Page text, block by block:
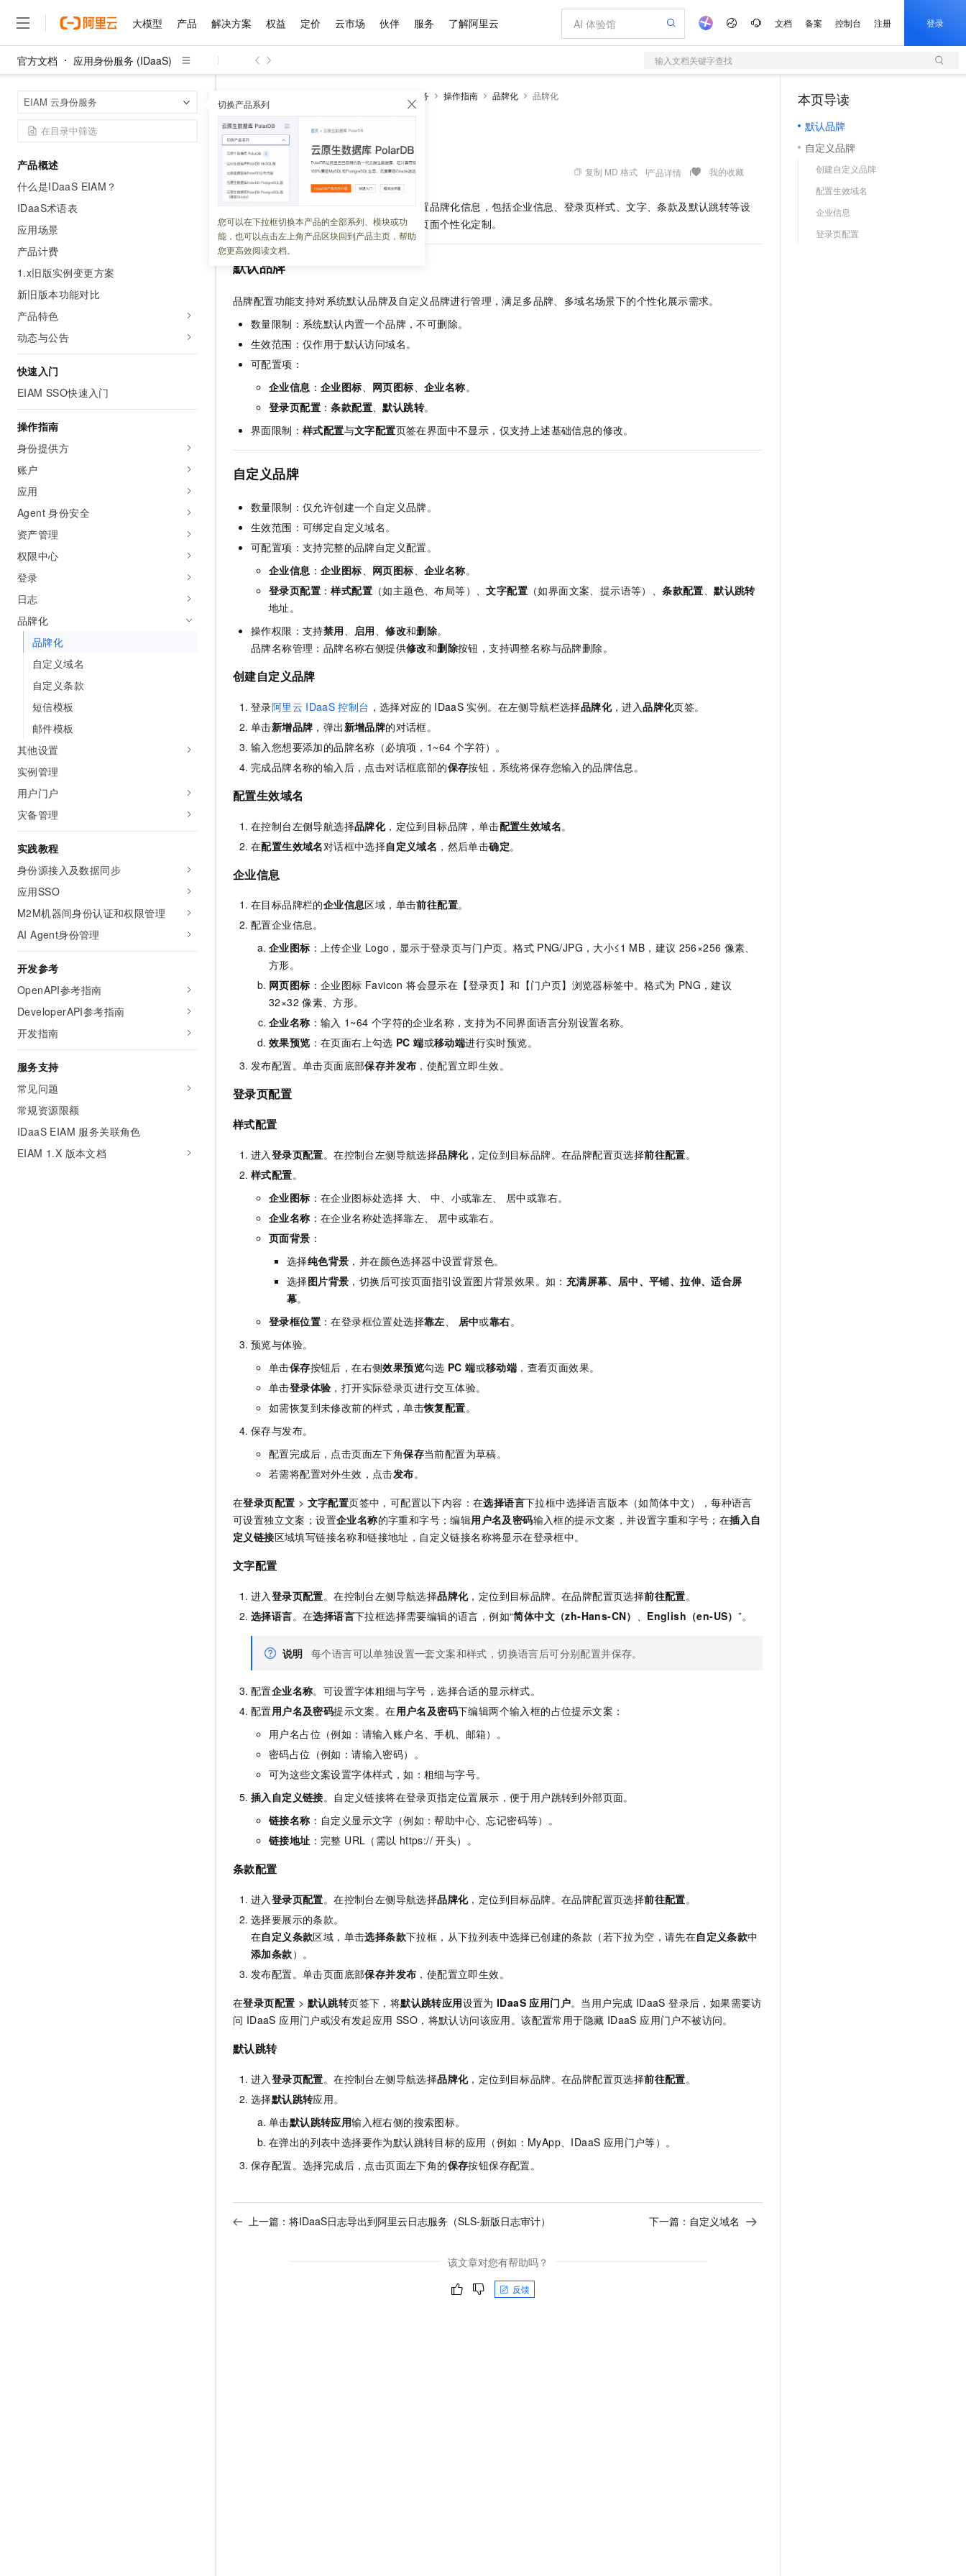
大模型 产品 解决方案 权益 定价 云市场 伙伴 服务 了解阿里云 文档 备案 控制台 注册 登录
官方文档 应用身份服务 (IDaaS) 输入文档关键字查找
EIAM 云身份服务 切换产品系列
您可以在下拉框切换本产品的全部系列、模块或功
能，也可以点击左上角产品区块回到产品主页，帮助
您更高效阅读文档。
产品概述
什么是IDaaS EIAM？
IDaaS术语表
应用场景
产品计费
1.x旧版实例变更方案
新旧版本功能对比
产品特色
动态与公告
快速入门
EIAM SSO快速入门
操作指南
身份提供方
账户
应用
Agent 身份安全
资产管理
权限中心
登录
日志
品牌化
品牌化
自定义域名
自定义条款
短信模板
邮件模板
其他设置
实例管理
用户门户
灾备管理
实践教程
身份源接入及数据同步
应用SSO
M2M机器间身份认证和权限管理
AI Agent身份管理
开发参考
OpenAPI参考指南
DeveloperAPI参考指南
开发指南
服务支持
常见问题
常规资源限额
IDaaS EIAM 服务关联角色
EIAM 1.X 版本文档
EIAM 云身份服务 操作指南 品牌化 品牌化
品牌化
更新时间： 2026-06-02 09:40:14 复制 MD 格式 产品详情 我的收藏
本文介绍如何在应用身份服务控制台中配置品牌化信息，包括企业信息、登录页样式、文字、条款及默认跳转等设
置，以实现多品牌、多域名场景下的登录页面个性化定制。
默认品牌
品牌配置功能支持对系统默认品牌及自定义品牌进行管理，满足多品牌、多域名场景下的个性化展示需求。
数量限制：系统默认内置一个品牌，不可删除。
生效范围：仅作用于默认访问域名。
可配置项：
企业信息 ：企业图标、 网页图标、企业名称。
登录页配置 ：条款配置、默认跳转。
界面限制： 样式配置与文字配置页签在界面中不显示，仅支持上述基础信息的修改。
自定义品牌
数量限制：仅允许创建一个自定义品牌。
生效范围：可绑定自定义域名。
可配置项：支持完整的品牌自定义配置。
企业信息 ：企业图标、 网页图标、企业名称。
登录页配置 ：样式配置 （如主题色、布局等）、文字配置 （如界面文案、提示语等）、条款配置、默认跳转
地址。
操作权限：支持禁用、 启用、修改和删除。
品牌名称管理：品牌名称右侧提供修改和删除按钮，支持调整名称与品牌删除。
创建自定义品牌
登录阿里云 IDaaS 控制台 ，选择对应的 IDaaS 实例。在左侧导航栏选择品牌化，进入品牌化页签。
单击新增品牌 ，弹出 新增品牌的对话框。
输入您想要添加的品牌名称（必填项，1~64 个字符）。
完成品牌名称的输入后，点击对话框底部的保存按钮，系统将保存您输入的品牌信息。
配置生效域名
在控制台左侧导航选择品牌化，定位到目标品牌，单击配置生效域名。
在配置生效域名对话框中选择自定义域名 ，然后单击确定。
企业信息
在目标品牌栏的企业信息区域，单击前往配置。
配置企业信息。
企业图标 ：上传企业 Logo，显示于登录页与门户页。格式 PNG/JPG，大小≤1 MB，建议 256×256 像素、
方形。
网页图标 ：企业图标 Favicon 将会显示在【登录页】和【门户页】浏览器标签中。格式为 PNG，建议
32×32 像素、方形。
企业名称 ：输入 1~64 个字符的企业名称，支持为不同界面语言分别设置名称。
效果预览 ：在页面右上勾选 PC 端或移动端进行实时预览。
发布配置。单击页面底部保存并发布 ，使配置立即生效。
登录页配置
样式配置
进入 登录页配置。在控制台左侧导航选择品牌化，定位到目标品牌。在品牌配置页选择前往配置。
样式配置。
企业图标 ：在企业图标处选择 大、 中、小或靠左、 居中或靠右。
企业名称 ：在企业名称处选择靠左、 居中或靠右。
页面背景 ：
选择纯色背景 ，并在颜色选择器中设置背景色。
选择图片背景 ，切换后可按页面指引设置图片背景效果。如： 充满屏幕、居中、平铺、拉伸、适合屏
幕。
登录框位置 ：在登录框位置处选择靠左 居中或靠右。
预览与体验。
单击保存按钮后，在右侧效果预览勾选 PC 端或移动端 ，查看页面效果。
单击登录体验 ，打开实际登录页进行交互体验。
如需恢复到未修改前的样式，单击恢复配置。
保存与发布。
配置完成后，点击页面左下角保存当前配置为草稿。
若需将配置对外生效，点击发布。
在登录页配置 > 文字配置页签中，可配置以下内容：在选择语言下拉框中选择语言版本（如简体中文），每种语言
可设置独立文案；设置企业名称的字重和字号；编辑用户名及密码输入框的提示文案，并设置字重和字号；在插入自
定义链接区域填写链接名称和链接地址，自定义链接名称将显示在登录框中。
文字配置
进入 登录页配置。在控制台左侧导航选择品牌化，定位到目标品牌。在品牌配置页选择前往配置。
选择语言。在选择语言下拉框选择需要编辑的语言，例如“简体中文（zh-Hans-CN） English（en-US） ”。
说明 每个语言可以单独设置一套文案和样式，切换语言后可分别配置并保存。
配置企业名称。可设置字体粗细与字号，选择合适的显示样式。
配置用户名及密码提示文案。在用户名及密码下编辑两个输入框的占位提示文案：
用户名占位（例如：请输入账户名、手机、邮箱）。
密码占位（例如：请输入密码）。
可为这些文案设置字体样式，如：粗细与字号。
插入自定义链接。自定义链接将在登录页指定位置展示，便于用户跳转到外部页面。
链接名称 ：自定义显示文字（例如：帮助中心、忘记密码等）。
链接地址 ：完整 URL（需以 https:// 开头）。
条款配置
进入 登录页配置。在控制台左侧导航选择品牌化，定位到目标品牌。在品牌配置页选择前往配置。
选择要展示的条款。
在自定义条款区域，单击选择条款下拉框，从下拉列表中选择已创建的条款（若下拉为空，请先在自定义条款中
添加条款）。
发布配置。单击页面底部保存并发布 ，使配置立即生效。
在登录页配置 > 默认跳转页签下，将默认跳转应用设置为 IDaaS 应用门户。当用户完成 IDaaS 登录后，如果需要访
问 IDaaS 应用门户或没有发起应用 SSO，将默认访问该应用。该配置常用于隐藏 IDaaS 应用门户不被访问。
默认跳转
进入 登录页配置。在控制台左侧导航选择品牌化，定位到目标品牌。在品牌配置页选择前往配置。
选择默认跳转应用。
单击默认跳转应用输入框右侧的搜索图标。
在弹出的列表中选择要作为默认跳转目标的应用（例如：MyApp、IDaaS 应用门户等）。
保存配置。选择完成后，点击页面左下角的保存按钮保存配置。
上一篇： 将IDaaS日志导出到阿里云日志服务（SLS-新版日志审计） 下一篇： 自定义域名
该文章对您有帮助吗？
反馈
本页导读
默认品牌
自定义品牌
创建自定义品牌
配置生效域名
企业信息
登录页配置
大模型
大模型
文本生成
Qwen3.8-Max HOT
智能体时代全能旗舰模型
Qwen3.7-Plus
视觉 Coding、空间感知、多模态思考等全面升级
Kimi-K3 NEW
Kimi 最新旗舰模型，长程编程与推理利器
1M上下文，专为长程任务能力而生
语音识别与合成
大模型服务
千问AI平台-Token Plan NEW
个人版上线、团队版降价；千问3.8-Max首发发尝鲜
在线体验全尺寸、多种模态的模型效果
Happy 系列大模型
新一代 AI 视频生成模型，深度适配广告营销等场景
AI 应用构建
大模型服务平台百炼-应用模版
丰富多元化的应用模版和解决方案
人工智能平台 PAI
面向真实软件的智能体编程平台
大模型解决方案
快速部署 Dify，高效搭建 AI 应用
10 分钟在聊天系统中增加一个 AI 助手 即刻拥有 DeepSeek-R1 满血版 超强辅助，Bolt.diy 一步搞定创意建站
产品
精选产品
人工智能与机器学习
容器
存储
网络与CDN
安全
中间件
数据库
大数据计算
媒体服务
企业服务与云通信
域名与网站
终端用户计算
Serverless
开发工具
迁移与运维管理
专有云
精选产品
大模型服务平台百炼
大模型服务与应用平台
千问大模型
多元化、高性能、安全可靠的大模型服务
无影云电脑
随时随地安全接入的云上超级电脑
云解析DNS
面向分析的企业级SaaS模式云数据仓库
域名与网站
对象存储 OSS
人工智能平台 PAI 大模型
一站式AI开发、训练和推理服务
Qoder CN
提供一站式管理容器应用的 K8s 服务
全托管，含MySQL、PostgreSQL、SQL Server、MariaDB多引擎
Qoder
面向真实软件的智能体编程平台
云原生的云上边界网络安全防护产品
轻量应用服务器
数字证书管理服务（原SSL证书）
实现全站 HTTPS，呈现可信的 Web 访问
解决方案
精选解决方案
AI
大数据
现代化应用
网络
可观测
上云与迁云
企业出海
政企业务
精选解决方案
睿译宝，AI翻译排版一步到位
上传文档即自动完成翻译和格式还原
GLM-5.2：长任务时代开源旗舰模型
真正可用的 1M 上下文,一次完成代码全链路开发
Hermes Agent，打造自进化智能体
自主进化，持久记忆，越用越聪明
快速拥有专属 OpenClaw
即刻拥有 DeepSeek-V4-Pro
轻松解锁专属 DeepSeek-V4-Pro
5 分钟轻松部署专属 QwenPaw HOT
从聊天伙伴进化为能主动干活的本地数字员工
Claude Code + GStack 打造工程团队
一键购买专属联机服务器，轻松开启游戏
高效搭建 AI 智能体与工作流应用
通过阿里云百炼高效搭建AI应用,助力高效开发
Agency Agents：拥有专属领域专家
HappyHorse 打造一站式影视创作平台
漫剧工坊：一站式动画创作平台
快速生产连贯的高质量长漫剧
权益 普惠上云
普惠上云 官方力荐
云服务器38元/年起，超值低价云产品抢先购
官方推荐返现计划
推荐新用户得奖励，单订单最高返9万
云工开物
高校专属算力普惠，学生认证享300元代金券
免费试用
最高领取价值200元试用点，立即开启云上创新
AI 产品 免费试用
1亿+ 大模型 tokens 和 30+ 款产品免费体验
产品新客免费试用，最长12个月
大模型ACA认证体验
助力企业全员 AI 认知与能力提升
AI 特惠
智启 AI 普惠权益
阿里云 OPC 创新助力计划
至高百万元 Token 补贴，加速一人公司成长
Token Plan 模型订阅计划 NEW
Qwen3.8-Max 首发尝鲜，限时加量 10 倍，夜间低至2折
千问办公，限时限量积分加倍
送.CN域名，送备案服务码
Night Plan 支持 Qwen 3.8-Max
夜间 5 折，Qwen/Meoo/TokenPlan 客户专享
AI 场景体验
从图文生成到视频创作，一键激活电商全链路生产力
AI 广告创作
图文、视频一站生成，高效打造优质广告素材
AI助力短剧漫剧创作，剧本、分镜、视频高效生成
AI 活动
AI 生产力先锋
先锋实践拓展 AI 生产力的边界
飞天发布时刻
所见，即是所愿
从基础到进阶，Agent 创客手把手教你
定价 产品定价
了解云产品的定价详情
云上成本管理
管理和优化成本
价格计算器
自助选配和估算价格
价格优势
推动算力普惠，释放技术红利
配置报价器
阿里云 OPC 创新助力计划
Token 补贴，五大权
益加速 OPC 成功
云市场 精选商城
网站建设
多端小程序
Salesforce 国际版订阅
友盟天域
观测云
Tuya 物联网平台阿里云版
蓝凌 OA
Tableau 订阅
AI空中课堂在线直播课堂（旗舰版）
生态解决方案
开发者生态解决方案
数据与 API
数据集
身份实名认证
短信
OCR 文字识别
发票查验
企业应用
CRM
OA 办公系统
基础软件
JAVA
专业服务
伙伴 成为销售伙伴
分销伙伴
咨询伙伴
销售伙伴合作计划
Salesforce On Alibaba Cloud
Consulting Partner 合作计划
AI 大模型销售与服务生态合作计划
成为产品伙伴
产品生态集成认证中心
产品生态伙伴工作台
产品伙伴合作计划
云网络合作计划
成为服务伙伴
服务伙伴合作计划
Al MaaS 服务伙伴赋能合作
伙伴信用分合作计划
合作伙伴培训与认证
查询合作伙伴
服务 售前咨询
在线服务
售后服务
自助服务
工单服务
短信专区
企业增值服务
企业支持计划
企业增值服务台
企业成长
服务实践
阿里云认证
信息公告
开发者社区
了解阿里云 为什么选择阿里云
什么是云计算
技术领先
稳定可靠
安全合规
分析师报告
研究报告与白皮书
云开发大赛
入门学习赛
最佳实践
云上春晚
云栖战略参考
云上的中国
看见新力量
金融模力时刻
市场活动
高校合作
加入我们